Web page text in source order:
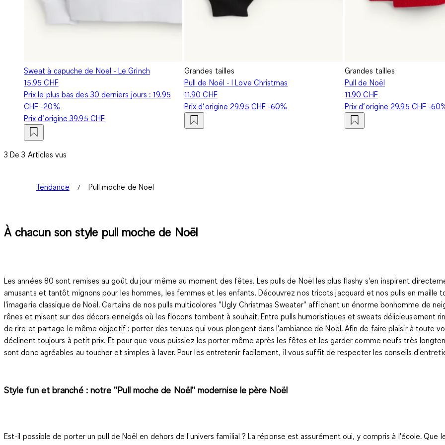
Sweat à capuche de Noël - Le Grinch
15.95 CHF
Prix le plus bas des 30 derniers jours :19.95
CHF -20%
Prix d‘origine39.95 CHF
Grandes tailles
Pull de Noël - I Love Christmas
11.90 CHF
Prix d‘origine 29.95 CHF-60%
Grandes tailles
Pull de Noël
11.90 CHF
Prix d‘origine 29.95 CHF-
3 De 3 Articles vus
Tendance Pull moche de Noël
À chacun son style pull moche de Noël
Les années 80 sont remises au goût du jour même au moment des fêtes. Les pulls de Noël les plus flashy s'en inspirent
amusants et tantôt mignons pour les hommes, les femmes et les enfants. Découvrez nos tricots jacquard et nos pulls en
l'imagerie classique de Noël. Certains de nos pulls multicolores "Ugly Christmas Sweater" affichent un énorme bonhomme de
rênes et misent sur des décors enneigés où les flocons tombent à souhait. Entre pulls humoristiques et sweats délicieusement
de rire et partage le même objectif : porter des tenues qui vous plongent dans l'ambiance de Noël. Afin de faire plaisir à toute
déclinent toujours à petit prix. Et pour que vous puissiez les porter même après les fêtes et les garder comme neufs très
sont donc agréables au toucher et simples à laver. Pour les entretenir facilement, il vous suffit de respecter les conseils
Style fun et branché : notre "Pull moche de Noël" modernise le père Noël
Est-il possible de porter un pull de Noël en dehors de l'univers familial ? La réponse est assurément oui, y compris à l'école.